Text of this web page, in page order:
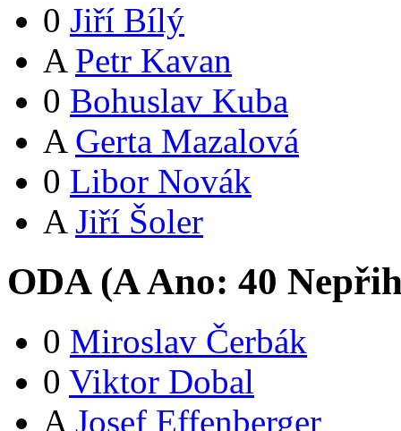
0 Jiří Bílý
A Petr Kavan
0 Bohuslav Kuba
A Gerta Mazalová
0 Libor Novák
A Jiří Šoler
ODA (AAno: 40
0 Miroslav Čerbák
0 Viktor Dobal
A Josef Effenberger